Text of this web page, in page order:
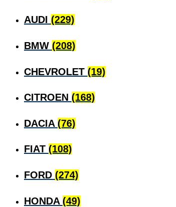
AUDI (229)
BMW (208)
CHEVROLET (19)
CITROEN (168)
DACIA (76)
FIAT (108)
FORD (274)
HONDA (49)